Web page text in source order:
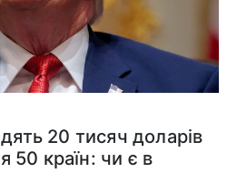
20 тисяч доларів
50 країн: чи є в